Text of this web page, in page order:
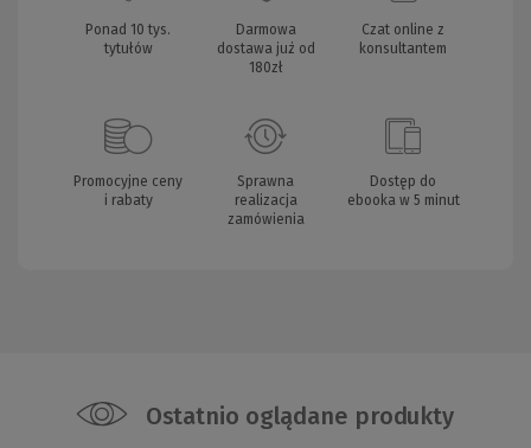
Ponad 10 tys.
tytułów
Darmowa
dostawa już od
180zł
Czat online z
konsultantem
Promocyjne ceny
i rabaty
Sprawna
realizacja
zamówienia
Dostęp do
ebooka w 5 minut
Ostatnio oglądane produkty